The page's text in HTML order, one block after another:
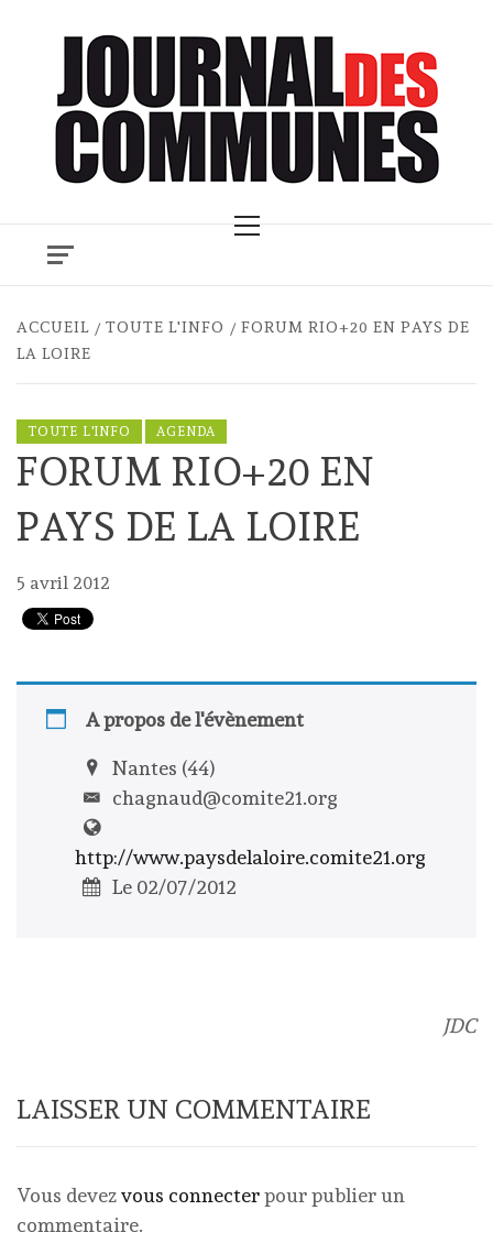
Menu
ACCUEIL TOUTE L'INFO
FORUM RIO+20 EN PAYS DE
LA LOIRE
TOUTE L'INFO AGENDA
FORUM RIO+20 EN
PAYS DE LA LOIRE
5 avril 2012
A propos de l'évènement
Nantes (44)
chagnaud@comite21.org
http://www.paysdelaloire.comite21.org
Le 02/07/2012
JDC
LAISSER UN COMMENTAIRE
Vous devezvous connecterpour publier un
commentaire.